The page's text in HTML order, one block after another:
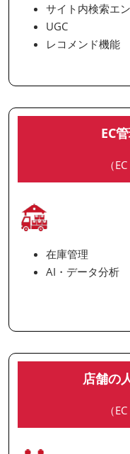
サイト内検索エ
UGC
レコメンド機能
EC
（
在庫管理
AI・データ分析
店舗の
（